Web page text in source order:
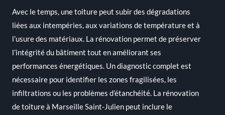
Avec le temps, une toiture peut subir des dégradations
liées aux intempéries, aux variations de température et à
l’usure des matériaux. La rénovation permet de préserver
l’intégrité du bâtiment tout en améliorant ses
performances énergétiques. Un diagnostic complet est
nécessaire pour identifier les zones fragilisées, les
infiltrations ou les problèmes d’étanchéité. La rénovation
de toiture à Marseille Saint-Julien peut inclure le